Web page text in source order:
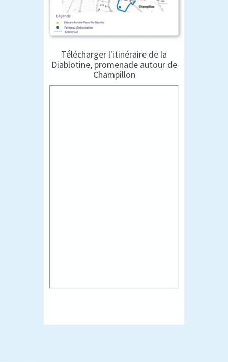
Télécharger l'itinéraire de la
Diablotine, promenade autour de
Champillon